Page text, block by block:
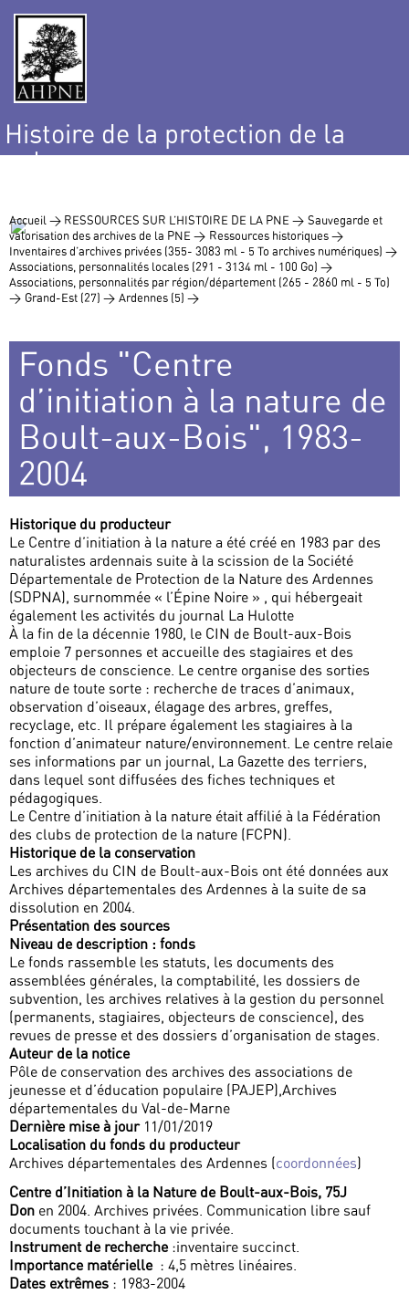
Histoire de la protection de la
nature
Accueil > RESSOURCES SUR L’HISTOIRE DE LA PNE > Sauvegarde et
valorisation des archives de la PNE > Ressources historiques >
Inventaires d’archives privées (355- 3083 ml - 5 To archives numériques) >
Associations, personnalités locales (291 - 3134 ml - 100 Go) >
Associations, personnalités par région/département (265 - 2860 ml - 5 To)
> Grand-Est (27) > Ardennes (5) >
Fonds "Centre
d’initiation à la nature de
Boult-aux-Bois", 1983-
2004
Historique du producteur
Le Centre d’initiation à la nature a été créé en 1983 par des
naturalistes ardennais suite à la scission de la Société
Départementale de Protection de la Nature des Ardennes
(SDPNA), surnommée « l’Épine Noire » , qui hébergeait
également les activités du journal La Hulotte
À la fin de la décennie 1980, le CIN de Boult-aux-Bois
emploie 7 personnes et accueille des stagiaires et des
objecteurs de conscience. Le centre organise des sorties
nature de toute sorte : recherche de traces d’animaux,
observation d’oiseaux, élagage des arbres, greffes,
recyclage, etc. Il prépare également les stagiaires à la
fonction d’animateur nature/environnement. Le centre relaie
ses informations par un journal, La Gazette des terriers,
dans lequel sont diffusées des fiches techniques et
pédagogiques.
Le Centre d’initiation à la nature était affilié à la Fédération
des clubs de protection de la nature (FCPN).
Historique de la conservation
Les archives du CIN de Boult-aux-Bois ont été données aux
Archives départementales des Ardennes à la suite de sa
dissolution en 2004.
Présentation des sources
Niveau de description : fonds
Le fonds rassemble les statuts, les documents des
assemblées générales, la comptabilité, les dossiers de
subvention, les archives relatives à la gestion du personnel
(permanents, stagiaires, objecteurs de conscience), des
revues de presse et des dossiers d’organisation de stages.
Auteur de la notice
Pôle de conservation des archives des associations de
jeunesse et d’éducation populaire (PAJEP),Archives
départementales du Val-de-Marne
Dernière mise à jour11/01/2019
Localisation du fonds du producteur
Archives départementales des Ardennes (coordonnées)
Centre d’Initiation à la Nature de Boult-aux-Bois, 75J
Don en 2004. Archives privées. Communication libre sauf
documents touchant à la vie privée.
Instrument de recherche :inventaire succinct.
Importance matérielle : 4,5 mètres linéaires.
Dates extrêmes : 1983-2004